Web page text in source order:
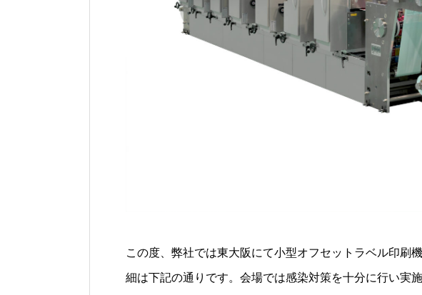
この度、弊社では東大阪にて小型オフセットラベル印刷
細は下記の通りです。会場では感染対策を十分に行い実